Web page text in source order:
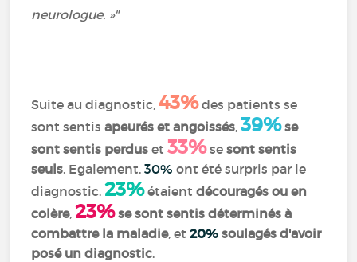
neurologue. »"
Suite au diagnostic,43%des patients se
sont sentisapeurés et angoissés,39% se
sont sentis perduset33%sesont sentis
seuls. Egalement,30% ont été surpris par le
diagnostic. 23%étaientdécouragés ou en
colère, 23%se sont sentis déterminés à
combattre la maladie, et20% soulagés d'avoir
posé un diagnostic.